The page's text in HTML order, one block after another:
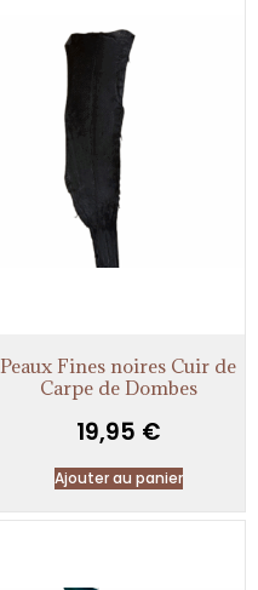
Peaux Fines noires Cuir de
Carpe de Dombes
19,95 €
Ajouter au panier